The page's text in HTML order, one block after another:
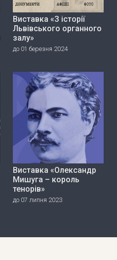
Виставка «З історії
Львівського органного
залу»
до 01 березня 2024
Виставка «Олександр
Мишуга – король
тенорів»
до 07 липня 2023